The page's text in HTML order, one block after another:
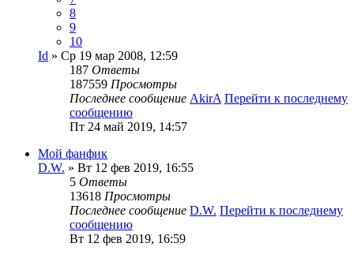
8
9
10
Id » Ср 19 мар 2008, 12:59
187 Ответы
187559 Просмотры
Последнее сообщение AkirA Перейти к последнему
сообщению
Пт 24 май 2019, 14:57
Мой фанфик
D.W. » Вт 12 фев 2019, 16:55
5 Ответы
13618 Просмотры
Последнее сообщение D.W. Перейти к последнему
сообщению
Вт 12 фев 2019, 16:59